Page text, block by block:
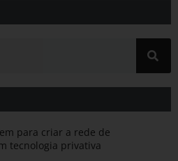
para criar a rede de
tecnologia privativa